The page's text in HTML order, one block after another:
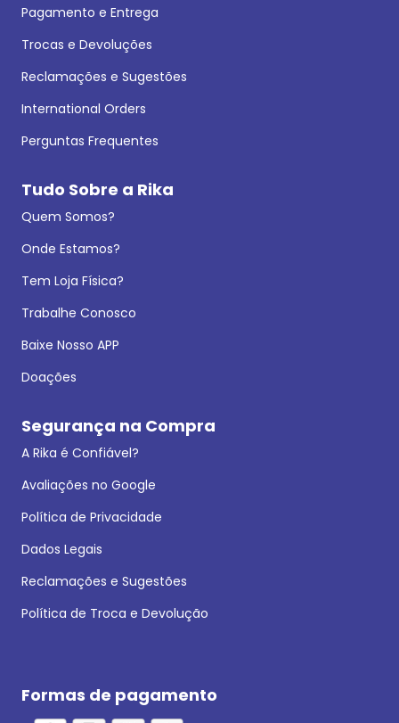
Pagamento e Entrega
Trocas e Devoluções
Reclamações e Sugestões
International Orders
Perguntas Frequentes
Tudo Sobre a Rika
Quem Somos?
Onde Estamos?
Tem Loja Física?
Trabalhe Conosco
Baixe Nosso APP
Doações
Segurança na Compra
A Rika é Confiável?
Avaliações no Google
Política de Privacidade
Dados Legais
Reclamações e Sugestões
Política de Troca e Devolução
Formas de pagamento